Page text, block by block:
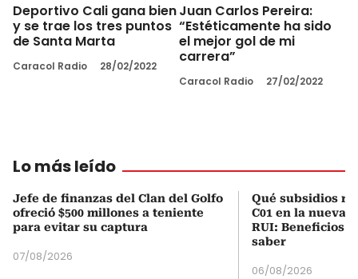
Deportivo Cali gana bien
y se trae los tres puntos
de Santa Marta
Caracol Radio 28/02/2022
Juan Carlos Pereira:
“Estéticamente ha sido
el mejor gol de mi
carrera”
Caracol Radio 27/02/2022
Lo más leído
Jefe de finanzas del Clan del Golfo
ofreció $500 millones a teniente
para evitar su captura
07/08/2026
Qué subsidios
C01 en la nueva
RUI: Beneficios
saber
06/08/2026